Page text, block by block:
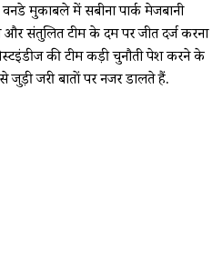
मुकाबले में सबीना पार्क मेजबानी
संतुलित टीम के दम पर जीत दर्ज करना
की टीम कड़ी चुनौती पेश करने के
जरूरी बातों पर नजर डालते हैं.